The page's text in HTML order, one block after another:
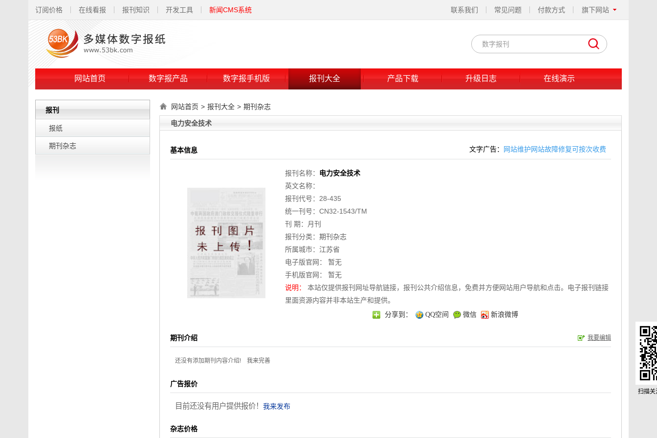
订阅价格 在线看报 报刊知识 开发工具 新闻CMS系统 旗下网站
付款方式
常见问题
联系我们
网站首页 数字报产品 数字报手机版 报刊大全 产品下载 升级日志 在线演示
报刊
报纸
期刊杂志
网站首页 > 报刊大全 > 期刊杂志
电力安全技术
基本信息 文字广告： 网站维护网站故障修复可按次收费
报刊名称： 电力安全技术
英文名称：
报刊代号：28-435
统一刊号：CN32-1543/TM
刊 期：月刊
报刊分类： 期刊杂志
所属城市： 江苏省
电子版官网： 暂无
手机版官网： 暂无
说明：
本站仅提供报刊网址导航链接，报刊公共介绍信息，免费并方便网站用户导航和点击。电子报刊链接
里面资源内容并非本站生产和提供。
分享到： QQ空间 微信 新浪微博
期刊介绍 我要编辑
还没有添加期刊内容介绍! 我来完善
广告报价
目前还没有用户提供报价！ 我来发布
杂志价格
扫描关